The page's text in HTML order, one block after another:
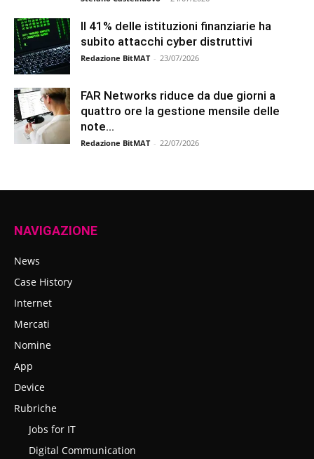
Il 41% delle istituzioni finanziarie ha
subito attacchi cyber distruttivi
Redazione BitMAT - 23/07/2026
FAR Networks riduce da due giorni a
quattro ore la gestione mensile delle
note...
Redazione BitMAT - 22/07/2026
NAVIGAZIONE
News
Case History
Internet
Mercati
Nomine
App
Device
Rubriche
Jobs for IT
Digital Communication